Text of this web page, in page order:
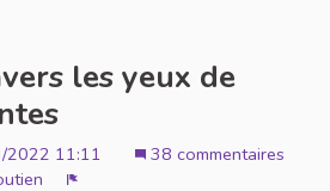
les yeux de
2022 11:11
38 commentaires